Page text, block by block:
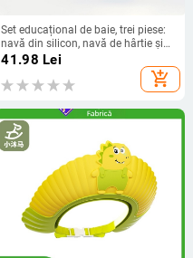
Set educațional de baie, trei piese:
navă din silicon, navă de hârtie și
rechin, jucării pentru apă
41.98 Lei
add_shopping_cart